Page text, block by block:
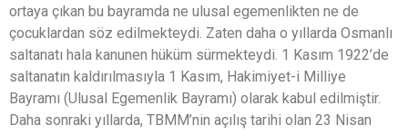
ortaya çıkan bu bayramda ne ulusal egemenlikten ne de
çocuklardan söz edilmekteydi. Zaten daha o yıllarda Osmanlı
saltanatı hala kanunen hüküm sürmekteydi. 1 Kasım 1922’de
saltanatın kaldırılmasıyla 1 Kasım, Hakimiyet-i Milliye
Bayramı (Ulusal Egemenlik Bayramı) olarak kabul edilmiştir.
Daha sonraki yıllarda, TBMM’nin açılış tarihi olan 23 Nisan